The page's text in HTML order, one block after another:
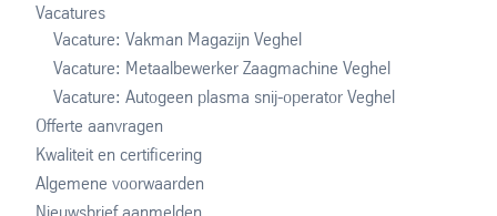
Vacatures
Vacature: Vakman Magazijn Veghel
Vacature: Metaalbewerker Zaagmachine Veghel
Vacature: Autogeen plasma snij-operator Veghel
Offerte aanvragen
Kwaliteit en certificering
Algemene voorwaarden